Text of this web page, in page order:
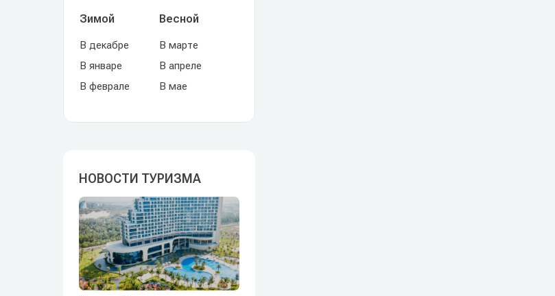
Зимой
В декабре
В январе
В феврале
Весной
В марте
В апреле
В мае
НОВОСТИ ТУРИЗМА